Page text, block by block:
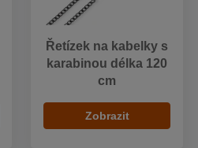
Řetízek na kabelky s
karabinou délka 120
cm
Zobrazit